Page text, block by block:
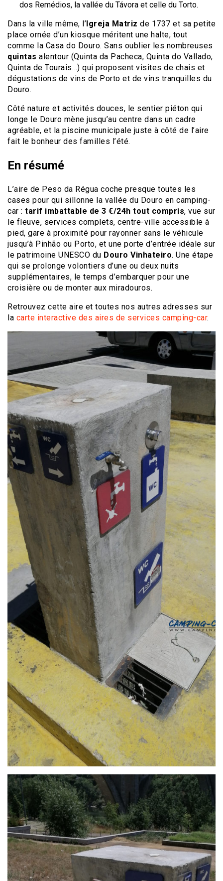
dos Remédios, la vallée du Távora et celle du Torto.
Dans la ville même, l’Igreja Matriz de 1737 et sa petite
place ornée d’un kiosque méritent une halte, tout
comme la Casa do Douro. Sans oublier les nombreuses
quintas alentour (Quinta da Pacheca, Quinta do Vallado,
Quinta de Tourais…) qui proposent visites de chais et
dégustations de vins de Porto et de vins tranquilles du
Douro.
Côté nature et activités douces, le sentier piéton qui
longe le Douro mène jusqu’au centre dans un cadre
agréable, et la piscine municipale juste à côté de l’aire
fait le bonheur des familles l’été.
En résumé
L’aire de Peso da Régua coche presque toutes les
cases pour qui sillonne la vallée du Douro en camping-
car : tarif imbattable de 3 €/24h tout compris, vue sur
le fleuve, services complets, centre-ville accessible à
pied, gare à proximité pour rayonner sans le véhicule
jusqu’à Pinhão ou Porto, et une porte d’entrée idéale sur
le patrimoine UNESCO du Douro Vinhateiro. Une étape
qui se prolonge volontiers d’une ou deux nuits
supplémentaires, le temps d’embarquer pour une
croisière ou de monter aux miradouros.
Retrouvez cette aire et toutes nos autres adresses sur
la carte interactive des aires de services camping-car.